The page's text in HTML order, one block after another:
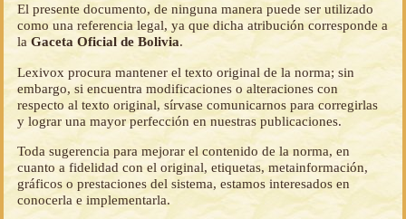
El presente documento, de ninguna manera puede ser utilizado
como una referencia legal, ya que dicha atribución corresponde a
laGaceta Oficial de Bolivia.
Lexivox procura mantener el texto original de la norma; sin
embargo, si encuentra modificaciones o alteraciones con
respecto al texto original, sírvase comunicarnos para corregirlas
y lograr una mayor perfección en nuestras publicaciones.
Toda sugerencia para mejorar el contenido de la norma, en
cuanto a fidelidad con el original, etiquetas, metainformación,
gráficos o prestaciones del sistema, estamos interesados en
conocerla e implementarla.